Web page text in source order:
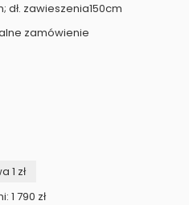
dł. zawieszenia150cm
zamówienie
1 zł
1 790 zł